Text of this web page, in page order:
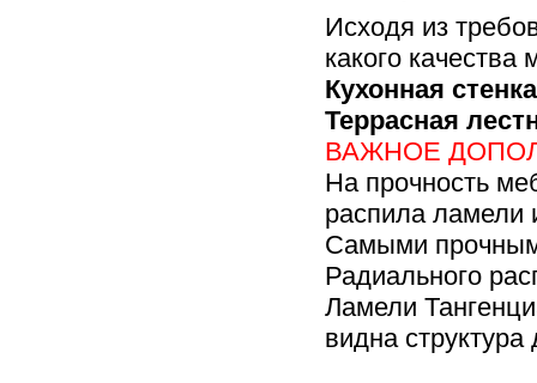
Исходя из
какого
Кухонная стенка
Террасная
ВАЖНОЕ
На прочность
распила ламели
Самыми
Радиального
Ламели
видна структура